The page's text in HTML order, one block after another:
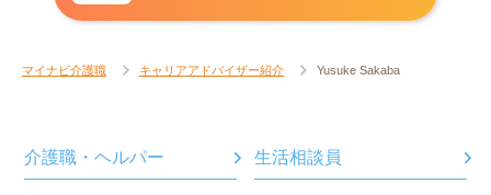
マイナビ介護職 キャリアアドバイザー紹介 Yusuke Sakaba
介護職・ヘルパー 生活相談員